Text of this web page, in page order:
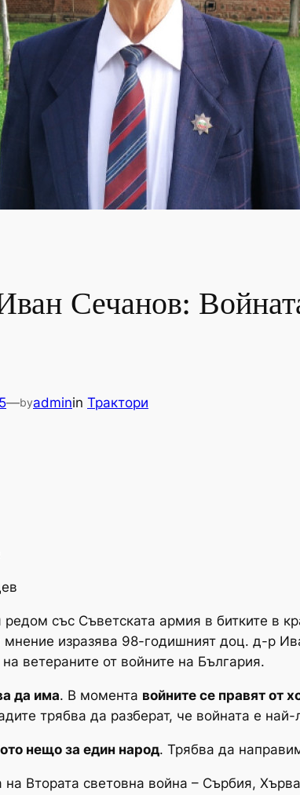
Сечанов:
—byadminin Трактори
със Съветската армия в битките в
мнение изразява 98-годишният доц. д-р
ветераните от войните на България.
да има. В момента войните се правят от
трябва да разберат, че войната е
нещо за един народ. Трябва да
на Втората световна война – Сърбия,